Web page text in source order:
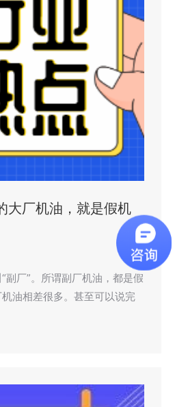
大厂机油，就是假机
副厂”。所谓副厂机油，都是假
油相差很多。甚至可以说完